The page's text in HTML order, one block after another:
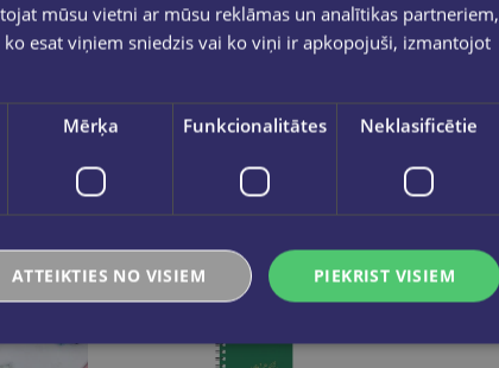
€14.95
Ielikt grozā
mūsu vietni ar mūsu reklāmas un analītikas partneriem,
esat viņiem sniedzis vai ko viņi ir apkopojuši, izmantojot
Mērķa Funkcionalitātes Neklasificētie
PIEKRIST VISIEM
ATTEIKTIES NO VISIEM